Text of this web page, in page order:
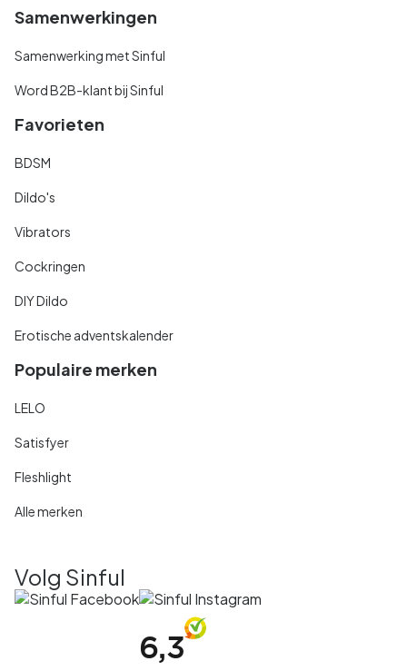
Samenwerkingen
Samenwerking met Sinful
Word B2B-klant bij Sinful
Favorieten
BDSM
Dildo's
Vibrators
Cockringen
DIY Dildo
Erotische adventskalender
Populaire merken
LELO
Satisfyer
Fleshlight
Alle merken
Volg Sinful